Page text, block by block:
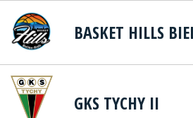
BASKET HILLS
GKS TYCHY II